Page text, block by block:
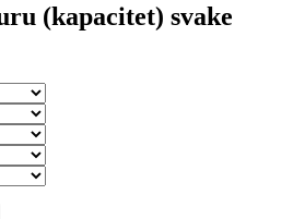
(kapacitet) svake